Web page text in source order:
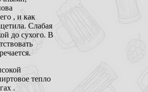
, и как
Слабая
до сухого. В
тепло
.